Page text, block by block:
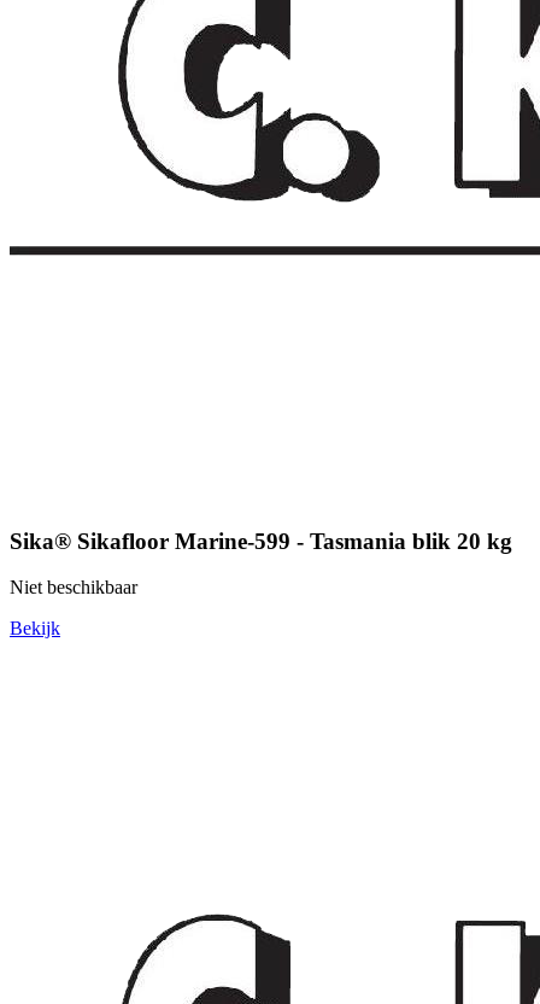
Sika® Sikafloor Marine-599 - Tasmania blik 20 kg
Niet beschikbaar
Bekijk